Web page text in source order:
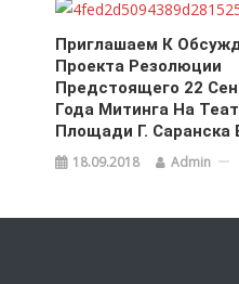
Приглашаем К
Проекта Резолюции
Предстоящего 22
Года Митинга На
Площади Г. Саранска
18.09.2018 Admin